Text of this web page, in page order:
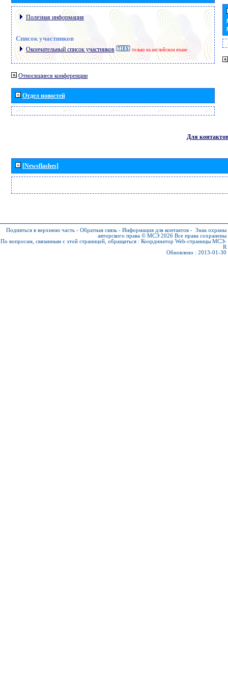
Полезная информация
Список участников
Окончательный список участников только на английском языке
Относящиеся конференции
Отдел новостей
Для контактов
[Newsflashes]
Подняться в верхнюю часть - Обратная связь - Информация для контактов - Знак охраны
авторского права © МСЭ 2026 Все права сохранены
По вопросам, связанным с этой страницей, обращаться : Координатор Web-страницы МСЭ-
R
Обновлено : 2013-01-30